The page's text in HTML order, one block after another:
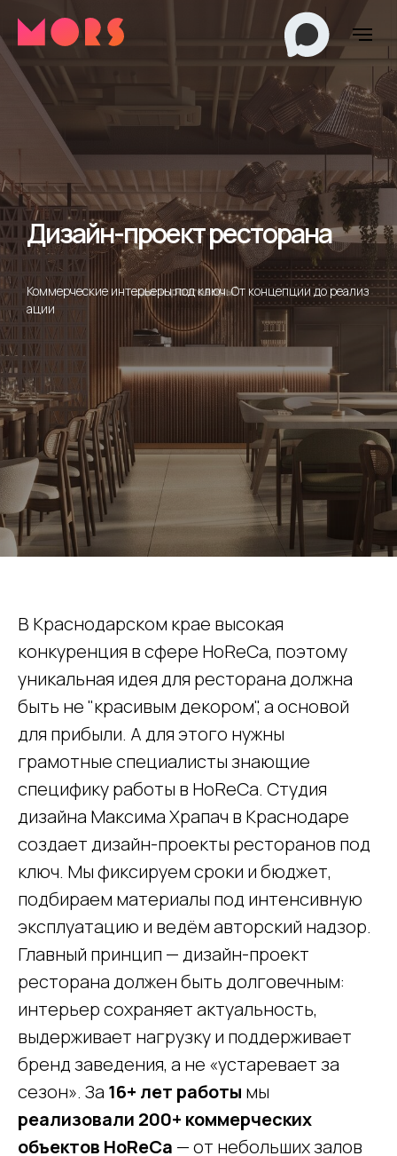
Дизайн-проект ресторана
Коммерческие интерьеры под ключ. От концепции до реализ
ации
В Краснодарском крае высокая
конкуренция в сфере HoReCa, поэтому
уникальная идея для ресторана должна
быть не "красивым декором", а основой
для прибыли. А для этого нужны
грамотные специалисты знающие
специфику работы в HoReCa. Студия
дизайна Максима Храпач в Краснодаре
создает дизайн-проекты ресторанов под
ключ. Мы фиксируем сроки и бюджет,
подбираем материалы под интенсивную
эксплуатацию и ведём авторский надзор.
Главный принцип — дизайн-проект
ресторана должен быть долговечным:
интерьер сохраняет актуальность,
выдерживает нагрузку и поддерживает
бренд заведения, а не «устаревает за
сезон». За 16+ лет работы мы
реализовали 200+ коммерческих
объектов HoReCa — от небольших залов